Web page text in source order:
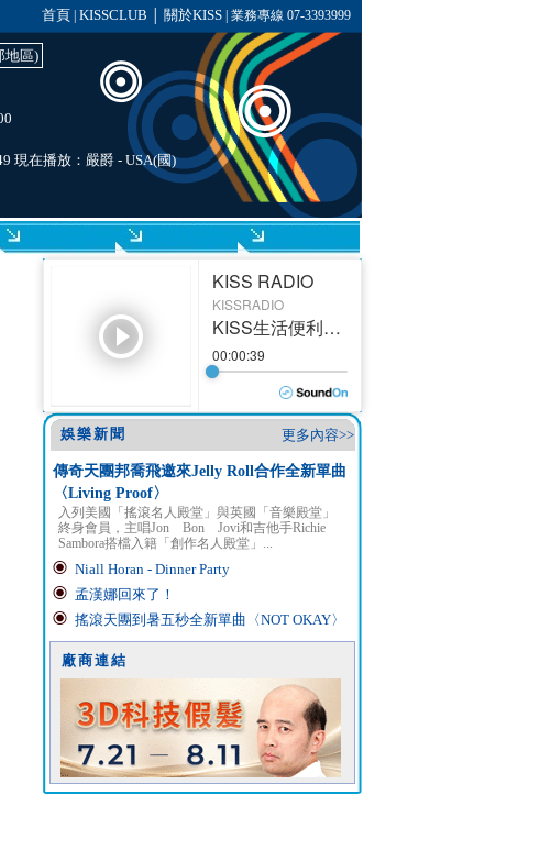
首頁 KISSCLUB 關於KISS| 業務專線 07-3393999
地區)
現在播放： 嚴爵- USA(國)
更多內容>>
娛樂新聞
傳奇天團邦喬飛邀來Jelly Roll合作全新單曲
〈Living Proof〉
入列美國「搖滾名人殿堂」與英國「音樂殿堂」
終身會員，主唱Jon Bon Jovi和吉他手Richie
Sambora搭檔入籍「創作名人殿堂」...
Niall Horan - Dinner Party
孟漢娜回來了！
搖滾天團到暑五秒全新單曲〈NOT OKAY〉
廠商連結